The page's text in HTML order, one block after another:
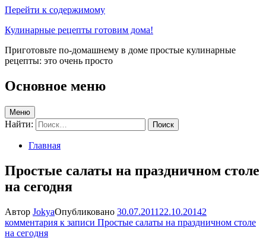
Перейти к содержимому
Кулинарные рецепты готовим дома!
Приготовьте по-домашнему в доме простые кулинарные
рецепты: это очень просто
Основное меню
Меню
Найти:
Главная
Простые салаты на праздничном столе
на сегодня
Автор JokyaОпубликовано 30.07.2011 22.10.20142
комментария к записи Простые салаты на праздничном столе
на сегодня